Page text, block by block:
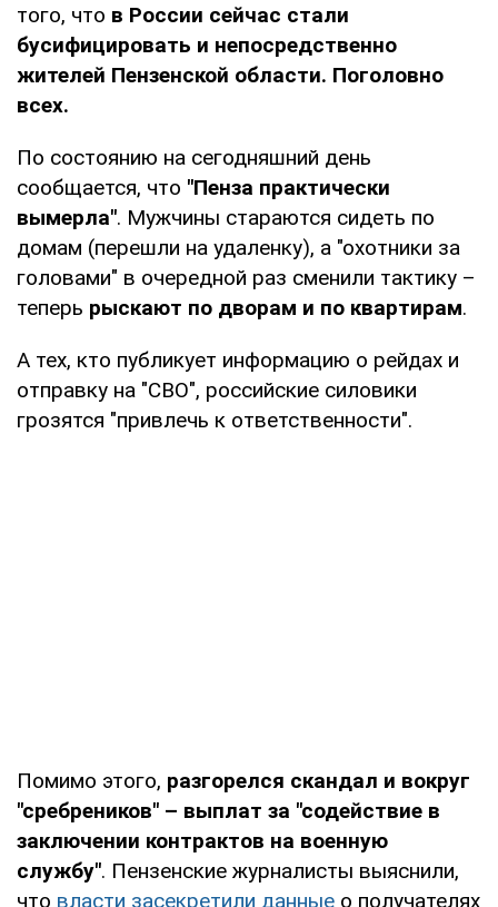
того, что в России сейчас стали
бусифицировать и непосредственно
жителей Пензенской области. Поголовно
всех.
По состоянию на сегодняшний день
сообщается, что "Пенза практически
вымерла". Мужчины стараются сидеть по
домам (перешли на удаленку), а "охотники за
головами" в очередной раз сменили тактику –
теперь рыскают по дворам и по квартирам.
А тех, кто публикует информацию о рейдах и
отправку на "СВО", российские силовики
грозятся "привлечь к ответственности".
Помимо этого, разгорелся скандал и вокруг
"сребреников" – выплат за "содействие в
заключении контрактов на военную
службу". Пензенские журналисты выяснили,
что власти засекретили данные о получателях